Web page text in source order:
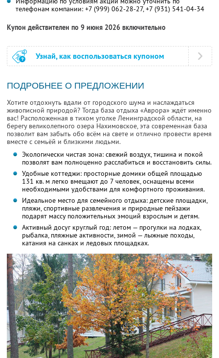
телефонам компании: +7 (999) 062-28-27, +7 (931) 541-04-34
Купон действителен по 9 июня 2026 включительно
Узнай, как воспользоваться купоном
ПОДРОБНЕЕ О ПРЕДЛОЖЕНИИ
Хотите отдохнуть вдали от городского шума и наслаждаться
живописной природой? Тогда база отдыха «Аврора» ждёт именно
вас! Расположенная в тихом уголке Ленинградской области, на
берегу великолепного озера Нахимовское, эта современная база
позволит вам забыть обо всём на свете и отлично провести время
вместе с семьёй и близкими людьми.
Экологически чистая зона: свежий воздух, тишина и покой
позволят вам полноценно расслабиться и восстановить силы.
Удобные коттеджи: просторные домики общей площадью
131 кв. м легко вмещают до 7 человек, оснащены всеми
необходимыми удобствами для комфортного проживания.
Идеальное место для семейного отдыха: детские площадки,
пляжи, спортивные развлечения и природные пейзажи
подарят массу положительных эмоций взрослым и детям.
Активный досуг круглый год: летом — прогулки на лодках,
рыбалка, пляжные активности, зимой — лыжные походы,
катания на санках и ледовых площадках.